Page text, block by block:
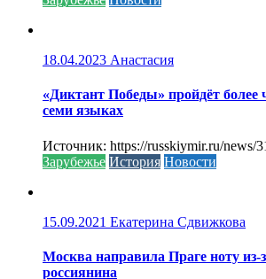
18.04.2023 Анастасия
«Диктант Победы» пройдёт более
семи языках
Источник: https://russkiymir.ru/news/
Зарубежье История Новости
15.09.2021 Екатерина Сдвижкова
Москва направила Праге ноту из-
россиянина